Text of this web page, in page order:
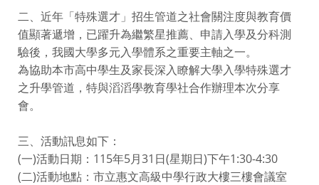
二、近年「特殊選才」招生管道之社會關注度與教育價
值顯著遞增，已躍升為繼繁星推薦、申請入學及分科測
驗後，我國大學多元入學體系之重要主軸之一。
為協助本市高中學生及家長深入瞭解大學入學特殊選才
之升學管道，特與滔滔學教育學社合作辦理本次分享
會。
三、活動訊息如下：
(一)活動日期：115年5月31日(星期日)下午1:30-4:30
(二)活動地點：市立惠文高級中學行政大樓三樓會議室